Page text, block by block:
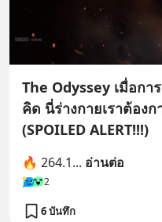
The Odyssey เมื่อกา
คิด นี่ร่างกายเราต้อง
(SPOILED ALERT!!!)
🔥 264.1... อ่านต่อ
2
6 บันทึก